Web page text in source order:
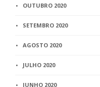
OUTUBRO 2020
SETEMBRO 2020
AGOSTO 2020
JULHO 2020
JUNHO 2020